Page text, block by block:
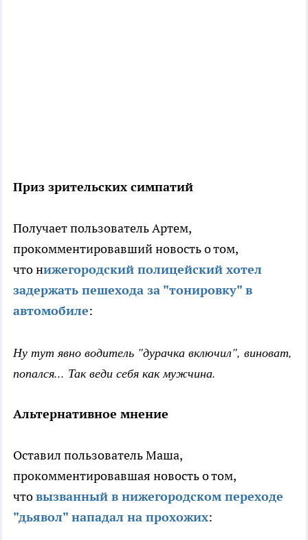
Приз зрительских симпатий
Получает пользователь Артем,
прокомментировавший новость о том,
что нижегородский полицейский хотел
задержать пешехода за "тонировку" в
автомобиле:
Ну тут явно водитель "дурачка включил", виноват,
попался... Так веди себя как мужчина.
Альтернативное мнение
Оставил пользователь Маша,
прокомментировавшая новость о том,
чтовызванный в нижегородском переходе
"дьявол" нападал на прохожих: